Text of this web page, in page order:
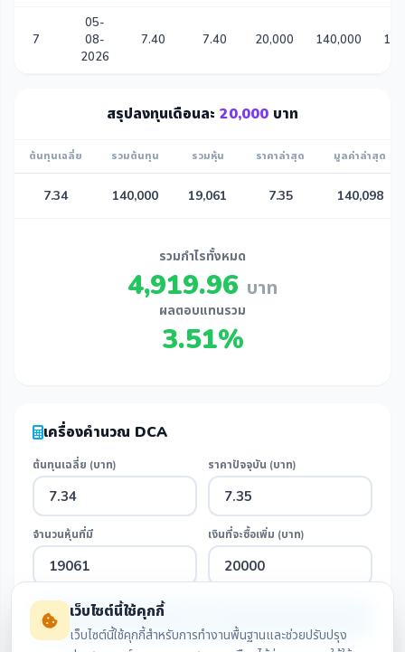
7
05-
08-
2026
7.40 7.40 20,000 140,000
สรุปลงทุนเดือนละ 20,000 บาท
ต้นทุนเฉลี่ย รวมต้นทุน รวมหุ้น ราคาล่าสุด มูลค่าล่าสุด
7.34 140,000 19,061 7.35 140,098
รวมกำไรทั้งหมด
4,919.96 บาท
ผลตอบแทนรวม
3.51%
เครื่องคำนวณ DCA
ต้นทุนเฉลี่ย (บาท) ราคาปัจจุบัน (บาท)
จำนวนหุ้นที่มี เงินที่จะซื้อเพิ่ม (บาท)
เว็บไซต์นี้ใช้คุกกี้
เว็บไซต์นี้ใช้คุกกี้สำหรับการทำงานพื้นฐานและช่วยปรับปรุง